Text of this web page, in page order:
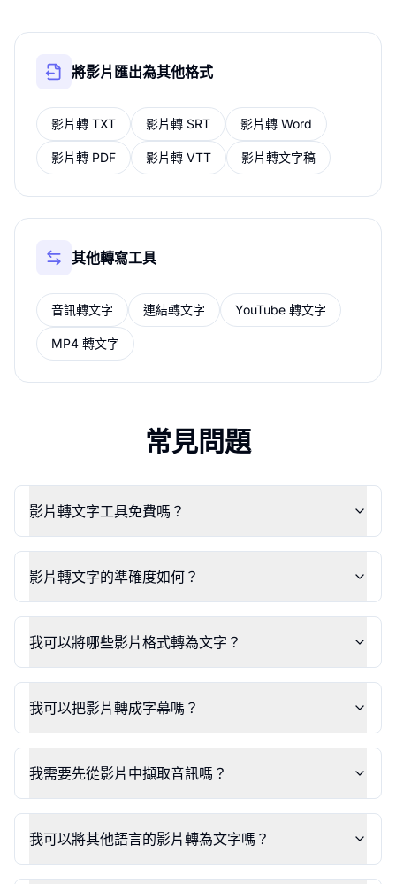
將影片匯出為其他格式
影片轉 TXT 影片轉 SRT 影片轉 Word
影片轉 PDF 影片轉 VTT 影片轉文字稿
其他轉寫工具
音訊轉文字 連結轉文字 YouTube 轉文字
MP4 轉文字
常見問題
影片轉文字工具免費嗎？
影片轉文字的準確度如何？
我可以將哪些影片格式轉為文字？
我可以把影片轉成字幕嗎？
我需要先從影片中擷取音訊嗎？
我可以將其他語言的影片轉為文字嗎？